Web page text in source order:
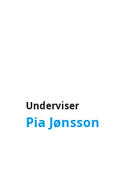
Underviser
Pia Jønsson